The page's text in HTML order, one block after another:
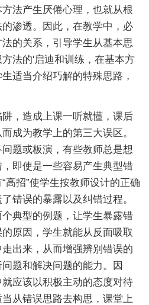
法产生厌倦心理，也就从根
渗透。因此，在教学中，必
的关系，引导学生从基本思
法的'启迪和训练，在基本方
适当介绍巧解的特殊思路，
，造成上课一听就懂，课后
成为教学上的第三大误区。
题或板演，有些教师总是想
即使是一些容易产生典型错
高招”使学生按教师设计的正确
错误的暴露以及纠错过程。
典型的例题，让学生暴露错
原因，学生就能从反面吸取
出来，从而增强辨别错误的
题和解决问题的能力。因
应该以积极主动的态度对待
从错误思路去构思，课堂上